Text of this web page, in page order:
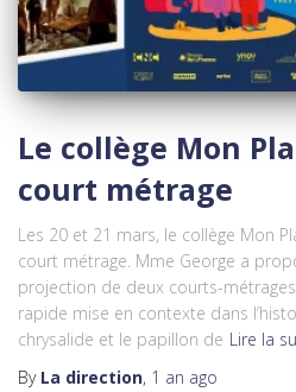
Le collège Mon
court métrage
Les 20 et 21 mars, le collège Mon
court métrage. Mme George a
projection de deux courts-
rapide mise en contexte dans
chrysalide et le papillon de Lire la
By La direction, 1 an ago